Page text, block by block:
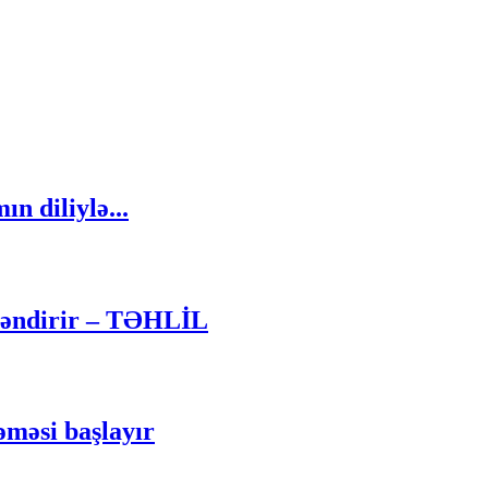
diliylə...
– TƏHLİL
başlayır